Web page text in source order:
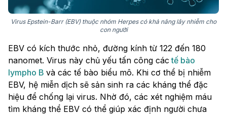
Virus Epstein-Barr (EBV) thuộc nhóm Herpes có khả năng lây nhiễm cho
con người
EBV có kích thước nhỏ, đường kính từ 122 đến 180
nanomet. Virus này chủ yếu tấn công các tế bào
lympho B và các tế bào biểu mô. Khi cơ thể bị nhiễm
EBV, hệ miễn dịch sẽ sản sinh ra các kháng thể đặc
hiệu để chống lại virus. Nhờ đó, các xét nghiệm máu
tìm kháng thể EBV có thể giúp xác định người chưa